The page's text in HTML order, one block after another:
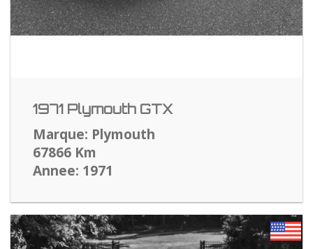
1971 Plymouth GTX
Marque: Plymouth
67866 Km
Annee: 1971